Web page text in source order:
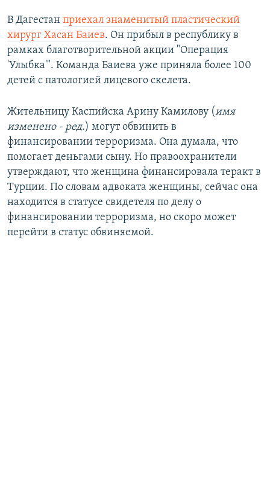
В Дагестан приехал знаменитый пластический
хирург Хасан Баиев. Он прибыл в республику в
рамках благотворительной акции "Операция
'Улыбка'". Команда Баиева уже приняла более 100
детей с патологией лицевого скелета.
Жительницу Каспийска Арину Камилову (имя
изменено - ред.) могут обвинить в
финансировании терроризма. Она думала, что
помогает деньгами сыну. Но правоохранители
утверждают, что женщина финансировала теракт в
Турции. По словам адвоката женщины, сейчас она
находится в статусе свидетеля по делу о
финансировании терроризма, но скоро может
перейти в статус обвиняемой.